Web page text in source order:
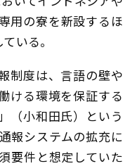
用の寮を新設するほ
いる。
制度は、言語の壁や
ける環境を保証する
（小和田氏）という
報システムの拡充に
要件と想定していた